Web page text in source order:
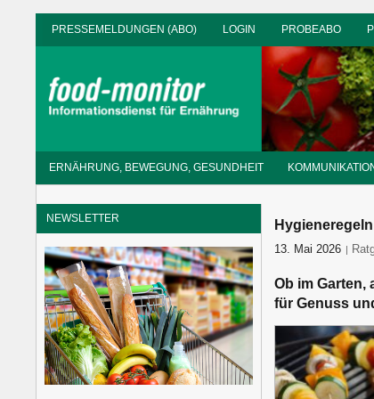
Zum
Inhalt
PRESSEMELDUNGEN (ABO) LOGIN PROBEABO
Informationsdienst
ERNÄHRUNG, BEWEGUNG, GESUNDHEIT
13. Mai 2026
Ob im Garten,
für Genuss
NEWSLETTER